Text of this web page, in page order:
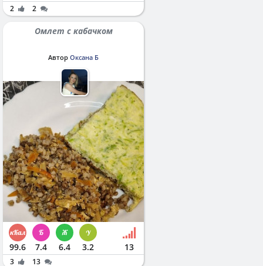
2 2
Омлет с кабачком
Автор Оксана Б
99.6 7.4 6.4 3.2 13
3 13